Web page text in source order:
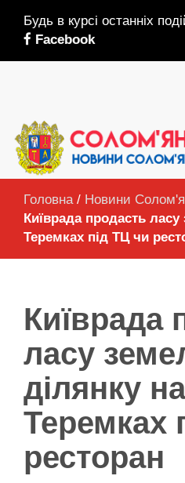
Будь в курсі останніх
Facebook
Головна / Новини
Київрада продасть
Теремках під ТЦ чи
Київрада
ласу
ділянку на
Теремках
ресторан